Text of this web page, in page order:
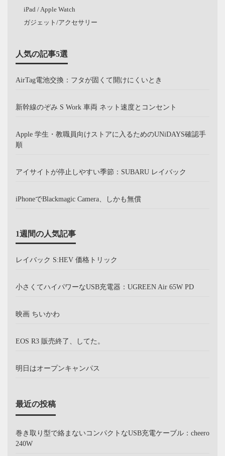
iPad / Apple Watch
ガジェット/アクセサリー
人気の記事5選
AirTag電池交換：フタが固くて開けにくいとき
新幹線のぞみ S Work 車両 ネット速度とコンセント
Apple 学生・教職員向けストアに入るためのUNiDAYS確認手
順
アイサイトが停止しやすい季節：SUBARU レイバック
iPhoneでBlackmagic Camera、しかも無償
1週間の人気記事
レイバック S:HEV 価格トリック
小さくてハイパワーなUSB充電器：UGREEN Air 65W PD
映画 ちいかわ
EOS R3 販売終了、してた。
明日はオープンキャンパス
最近の投稿
巻き取り型で絡まないコンパクトなUSB充電ケーブル：cheero
240W